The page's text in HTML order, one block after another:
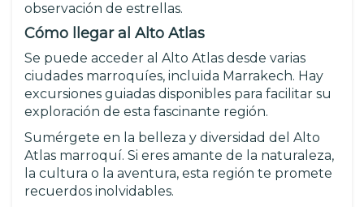
observación de estrellas.
Cómo llegar al Alto Atlas
Se puede acceder al Alto Atlas desde varias
ciudades marroquíes, incluida Marrakech. Hay
excursiones guiadas disponibles para facilitar su
exploración de esta fascinante región.
Sumérgete en la belleza y diversidad del Alto
Atlas marroquí. Si eres amante de la naturaleza,
la cultura o la aventura, esta región te promete
recuerdos inolvidables.